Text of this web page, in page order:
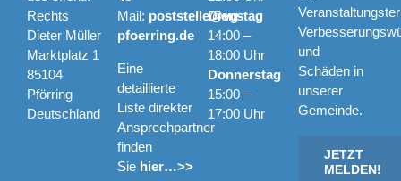
Rechts
Dieter Müller
Marktplatz 1
85104
Pförring
Deutschland
Mail: poststelle@vg-
pfoerring.de
Eine
detaillierte
Liste direkter
Ansprechpartner
finden
Sie hier…>>
Dienstag
14:00 –
18:00 Uhr
Donnerstag
15:00 –
17:00 Uhr
und
Schäden in
unserer
Gemeinde.
JETZT
MELDEN!